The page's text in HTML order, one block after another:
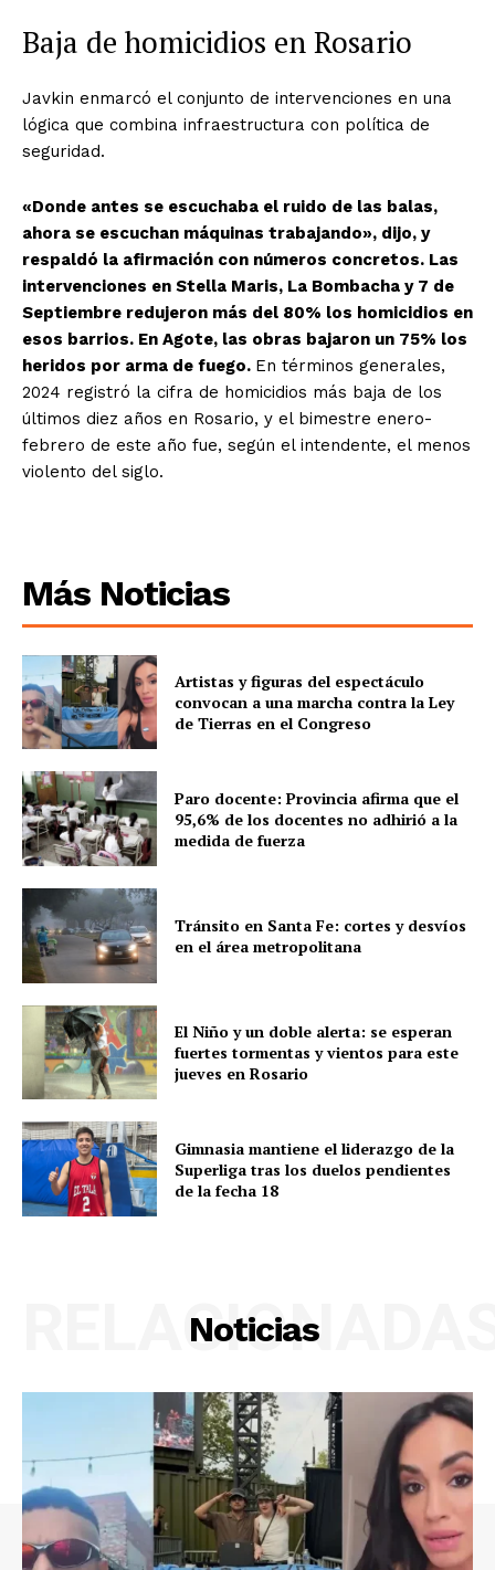
Baja de homicidios en Rosario
Javkin enmarcó el conjunto de intervenciones en una
lógica que combina infraestructura con política de
seguridad.
«Donde antes se escuchaba el ruido de las balas,
ahora se escuchan máquinas trabajando», dijo, y
respaldó la afirmación con números concretos. Las
intervenciones en Stella Maris, La Bombacha y 7 de
Septiembre redujeron más del 80% los homicidios en
esos barrios. En Agote, las obras bajaron un 75% los
heridos por arma de fuego. En términos generales,
2024 registró la cifra de homicidios más baja de los
últimos diez años en Rosario, y el bimestre enero-
febrero de este año fue, según el intendente, el menos
violento del siglo.
Más Noticias
Artistas y figuras del espectáculo
convocan a una marcha contra la Ley
de Tierras en el Congreso
Paro docente: Provincia afirma que el
95,6% de los docentes no adhirió a la
medida de fuerza
Tránsito en Santa Fe: cortes y desvíos
en el área metropolitana
El Niño y un doble alerta: se esperan
fuertes tormentas y vientos para este
jueves en Rosario
Gimnasia mantiene el liderazgo de la
Superliga tras los duelos pendientes
de la fecha 18
Noticias